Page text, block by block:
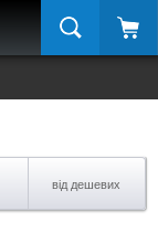
від дешевих